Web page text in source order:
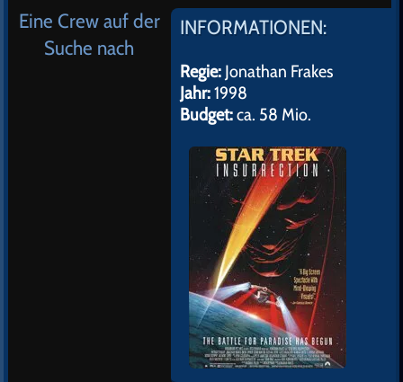
INFORMATIONEN:
Regie:Jonathan Frakes
Jahr:1998
Budget:ca. 58 Mio.
Eine Crew auf der
Suche nach